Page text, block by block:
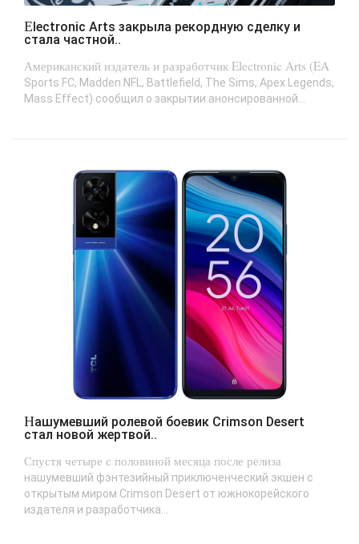
Electronic Arts закрыла рекордную сделку и
стала частной..
Американский издатель и разработчик Electronic Arts (EA
Sports FC, Madden NFL, Battlefield, The Sims, Apex Legends,
Mass Effect) сообщил о закрытии анонсированной...
Нашумевший ролевой боевик Crimson Desert
стал новой жертвой..
Спустя четыре с половиной месяца после релиза
нашумевший фэнтезийный приключенческий экшен с
открытым миром Crimson Desert от южнокорейского
издателя и разработчика...